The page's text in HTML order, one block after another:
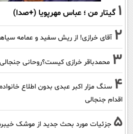
1 گیتار من ؛ عباس مهرپویا (+صدا)
2 آقای خرازی! از ریش سفید و عمامه
3 محمدباقر خرازی کیست؟روحانی جنجالی
4 سنگ مزار اکبر عبدی بدون اطلاع
اقدام جنجالی
5 جزئیات مورد بحث جدید از موشک